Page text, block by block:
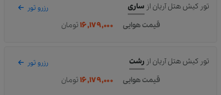
تور کیش هتل آریان از ساری رزرو تور
قیمت هوایی ۱۶,۱۷۹,۰۰۰ تومان
تور کیش هتل آریان از رشت رزرو تور
قیمت هوایی ۱۶,۱۷۹,۰۰۰ تومان